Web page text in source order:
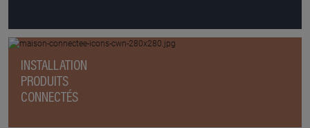
INSTALLATION
PRODUITS
CONNECTÉS